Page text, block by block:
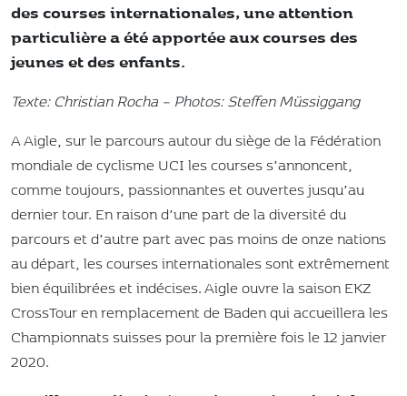
des courses internationales, une attention
particulière a été apportée aux courses des
jeunes et des enfants.
Texte: Christian Rocha – Photos: Steffen Müssiggang
A Aigle, sur le parcours autour du siège de la Fédération
mondiale de cyclisme UCI les courses s’annoncent,
comme toujours, passionnantes et ouvertes jusqu’au
dernier tour. En raison d’une part de la diversité du
parcours et d’autre part avec pas moins de onze nations
au départ, les courses internationales sont extrêmement
bien équilibrées et indécises. Aigle ouvre la saison EKZ
CrossTour en remplacement de Baden qui accueillera les
Championnats suisses pour la première fois le 12 janvier
2020.